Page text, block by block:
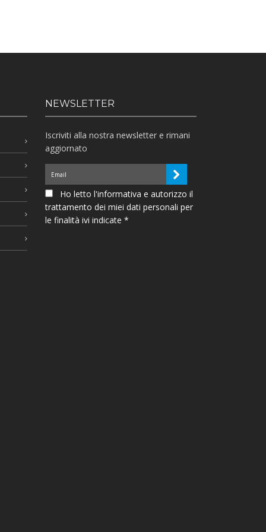
NEWSLETTER
Iscriviti alla nostra newsletter e rimani
aggiornato
Ho letto l'informativa e autorizzo il
trattamento dei miei dati personali per
le finalità ivi indicate *